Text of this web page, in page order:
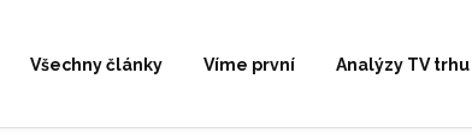
Všechny články Víme první Analýzy TV trhu